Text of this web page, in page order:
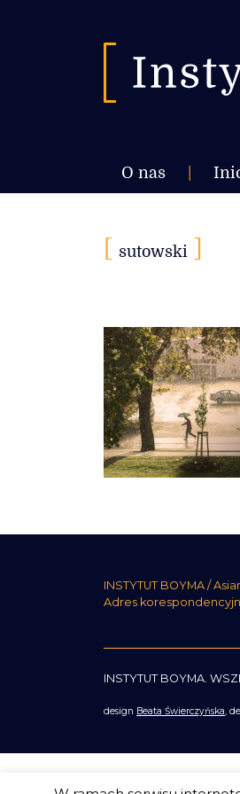
O nas
sutowski
INSTYTUT BOYMA /
Adres
INSTYTUT BOYMA.
design Beata Świerczyńska,